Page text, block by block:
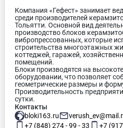
Компания «Гефест» занимает
среди производителей
Тольятти. Основной вид
производство блоков
вибропрессованных, которые
строительства многоэтажных
коттеджей, гаражей,
помещений.
Блоки производятся на
оборудовании, что позволяет
геометрические размеры и
Производительность
сутки.
Контакты
bloki163.ru
+7 (848) 274 - 99 - 33
+7